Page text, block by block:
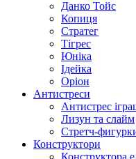
Данко Тойс
Копиця
Стратег
Тігрес
Юніка
Ідейка
Оріон
Антистреси
Антистрес
Лизун та слайм
Стретч-
Конструктори
Конструктора